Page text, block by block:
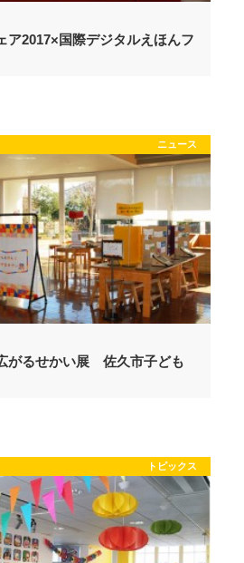
ア2017×国際デジタルえほんフ
ニュース
がるせかい展 佐久市子ども
トピックス